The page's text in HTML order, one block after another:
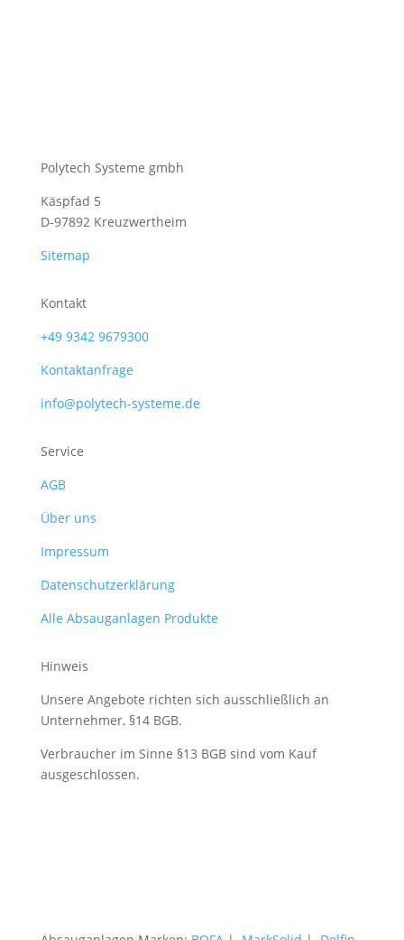
Polytech Systeme gmbh
Käspfad 5
D-97892 Kreuzwertheim
Sitemap
Kontakt
+49 9342 9679300
Kontaktanfrage
info@polytech-systeme.de
Service
AGB
Über uns
Impressum
Datenschutzerklärung
Alle Absauganlagen Produkte
Hinweis
Unsere Angebote richten sich ausschließlich an
Unternehmer, §14 BGB.
Verbraucher im Sinne §13 BGB sind vom Kauf
ausgeschlossen.